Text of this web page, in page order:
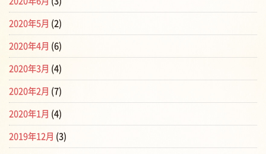
2020年5月 (2)
2020年4月 (6)
2020年3月 (4)
2020年2月 (7)
2020年1月 (4)
2019年12月 (3)